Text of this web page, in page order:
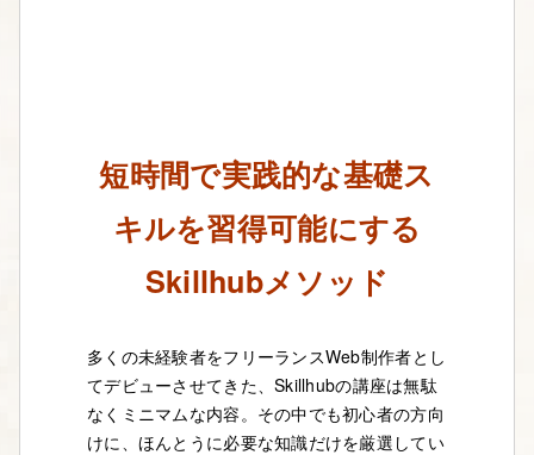
短時間で実践的な基礎ス
キルを習得可能にする
Skillhubメソッド
多くの未経験者をフリーランスWeb制作者とし
てデビューさせてきた、Skillhubの講座は無駄
なくミニマムな内容。その中でも初心者の方向
けに、ほんとうに必要な知識だけを厳選してい